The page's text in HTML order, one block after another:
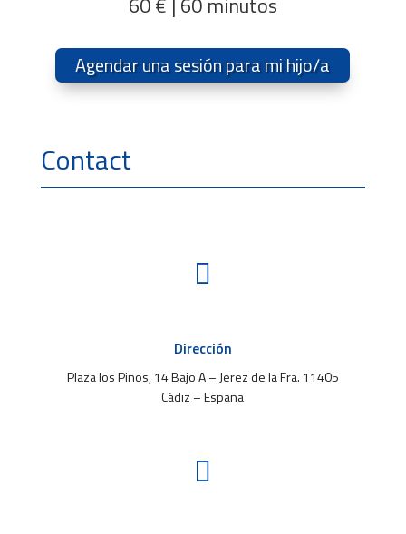
Agendar una sesión para mi hijo/a
Contact

Dirección
Plaza los Pinos, 14 Bajo A – Jerez de la Fra. 11405
Cádiz – España
